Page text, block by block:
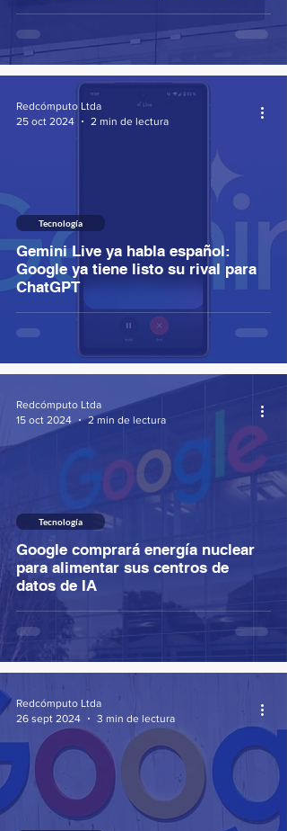
Gemini Live ya habla español:
Google ya tiene listo su rival para
ChatGPT
Tecnología
Redcómputo Ltda
25 oct 2024
2 min de lectura
Google comprará energía nuclear
para alimentar sus centros de
datos de IA
Tecnología
Redcómputo Ltda
15 oct 2024
2 min de lectura
Redcómputo Ltda
26 sept 2024
3 min de lectura